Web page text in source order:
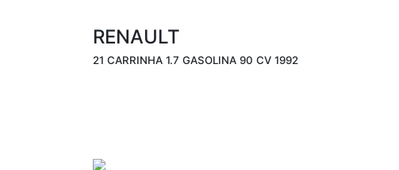
RENAULT
21 CARRINHA 1.7 GASOLINA 90 CV 1992